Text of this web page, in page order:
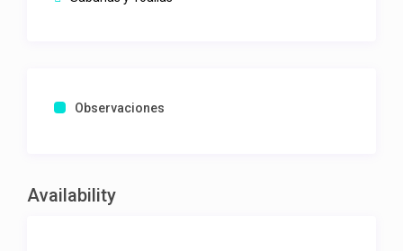
Observaciones
Availability